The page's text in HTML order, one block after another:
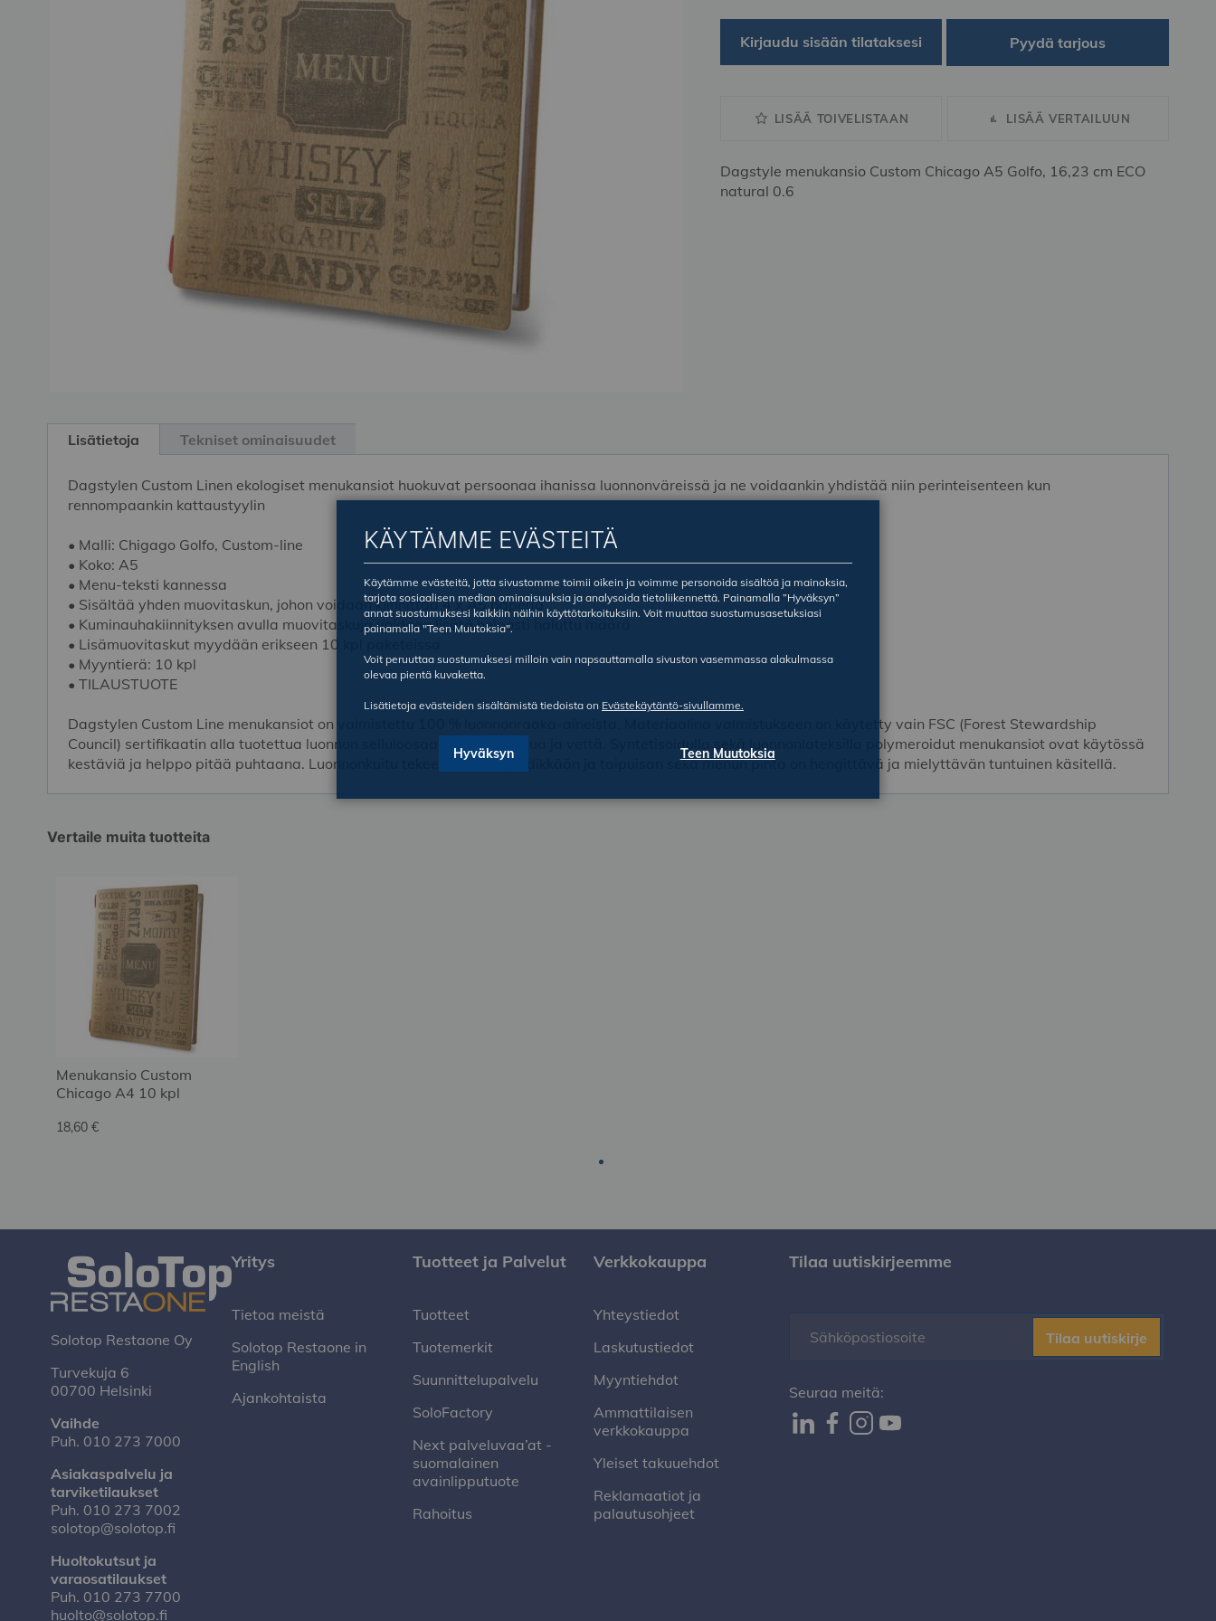
Kirjaudu sisään tilataksesi Pyydä tarjous
LISÄÄ TOIVELISTAAN LISÄÄ VERTAILUUN
Dagstyle menukansio Custom Chicago A5 Golfo, 16,23 cm ECO
natural 0.6
to
gallery
Lisätietoja
Dagstylen Custom Linen ekologiset menukansiot huokuvat persoonaa ihanissa luonnonväreissä ja ne voidaankin yhdistää niin perinteisenteen kun
rennompaankin kattaustyylin
• Malli: Chigago Golfo, Custom-line
• Koko: A5
• Menu-teksti kannessa
• Sisältää yhden muovitaskun, johon voidaan kiinnittää 4 x A5 paperia
• Kuminauhakiinnityksen avulla muovitaskuja voidaan lisätä helposti haluttu määrä
• Lisämuovitaskut myydään erikseen 10 kpl paketeissa
• Myyntierä: 10 kpl
• TILAUSTUOTE
Dagstylen Custom Line menukansiot on valmistettu 100 % luonnonraaka-aineista. Materiaalina valmistukseen on käytetty vain FSC (Forest Stewardship
Council) sertifikaatin alla tuotettua luonnon selluloosaa, kierrätyskuitua ja vettä. Syntetisoidulla sekä luonnonlateksilla polymeroidut menukansiot ovat käytössä
kestäviä ja helppo pitää puhtaana. Luonnonkuitu tekee menusta ryhdikkään ja taipuisan sekä menun pinta on hengittävä ja mielyttävän tuntuinen käsitellä.
Tekniset ominaisuudet
Vertaile muita tuotteita
Menukansio Custom
Chicago A4 10 kpl
18,60 €
Solotop Restaone Oy
Turvekuja 6
00700 Helsinki
Vaihde
Puh. 010 273 7000
Asiakaspalvelu ja
tarviketilaukset
Puh. 010 273 7002
solotop@solotop.fi
Huoltokutsut ja
varaosatilaukset
Puh. 010 273 7700
huolto@solotop.fi
Yritys
Tietoa meistä
Solotop Restaone in
English
Ajankohtaista
Tuotteet ja Palvelut
Tuotteet
Tuotemerkit
Suunnittelupalvelu
SoloFactory
Next palveluvaa’at -
suomalainen
avainlipputuote
Rahoitus
Verkkokauppa
Yhteystiedot
Laskutustiedot
Myyntiehdot
Ammattilaisen
verkkokauppa
Yleiset takuuehdot
Reklamaatiot ja
palautusohjeet
Tilaa uutiskirjeemme
Tilaa uutiskirje
Seuraa meitä:
KÄYTÄMME EVÄSTEITÄ
Käytämme evästeitä, jotta sivustomme toimii oikein ja voimme personoida sisältöä ja mainoksia,
tarjota sosiaalisen median ominaisuuksia ja analysoida tietoliikennettä. Painamalla ”Hyväksyn”
annat suostumuksesi kaikkiin näihin käyttötarkoituksiin. Voit muuttaa suostumusasetuksiasi
painamalla "Teen Muutoksia".
Voit peruuttaa suostumuksesi milloin vain napsauttamalla sivuston vasemmassa alakulmassa
olevaa pientä kuvaketta.
Lisätietoja evästeiden sisältämistä tiedoista on Evästekäytäntö-sivullamme.
Hyväksyn Teen Muutoksia